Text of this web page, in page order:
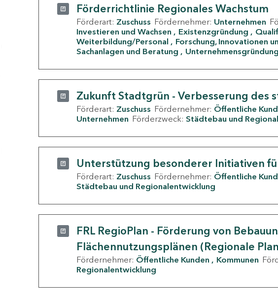
Förderrichtlinie Regionales Wachstum
Förderart: Zuschuss Fördernehmer: Unternehmen
Investieren und Wachsen
Existenzgründung
Weiterbildung/Personal
Forschung, Innovationen
Sachanlagen und Beratung
Unternehmensgründung
Zukunft Stadtgrün - Verbesserung des
Förderart: Zuschuss Fördernehmer: Öffentliche
Unternehmen Förderzweck: Städtebau und
Unterstützung besonderer Initiativen
Förderart: Zuschuss Fördernehmer: Öffentliche
Städtebau und Regionalentwicklung
FRL RegioPlan - Förderung von
Flächennutzungsplänen (Regionale
Fördernehmer: Öffentliche Kunden Kommunen
Regionalentwicklung